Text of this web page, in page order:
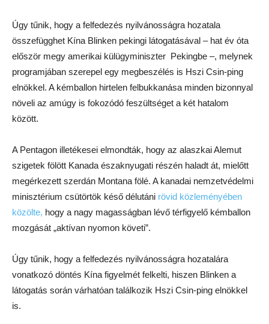
Úgy tűnik, hogy a felfedezés nyilvánosságra hozatala
összefügghet Kína Blinken pekingi látogatásával – hat év óta
először megy amerikai külügyminiszter Pekingbe –, melynek
programjában szerepel egy megbeszélés is Hszi Csin-ping
elnökkel. A kémballon hirtelen felbukkanása minden bizonnyal
növeli az amúgy is fokozódó feszültséget a két hatalom
között.
A Pentagon illetékesei elmondták, hogy az alaszkai Alemut
szigetek fölött Kanada északnyugati részén haladt át, mielőtt
megérkezett szerdán Montana fölé. A kanadai nemzetvédelmi
minisztérium csütörtök késő délutáni rövid közleményében
közölte, hogy a nagy magasságban lévő térfigyelő kémballon
mozgását „aktívan nyomon követi”.
Úgy tűnik, hogy a felfedezés nyilvánosságra hozatalára
vonatkozó döntés Kína figyelmét felkelti, hiszen Blinken a
látogatás során várhatóan találkozik Hszi Csin-ping elnökkel
is.